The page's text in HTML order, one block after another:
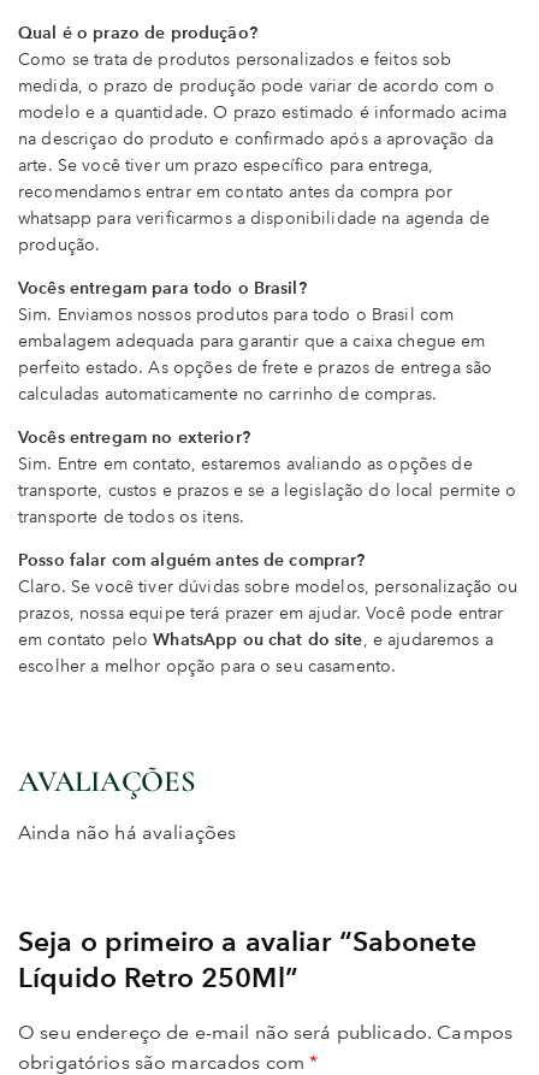
Qual é o prazo de produção?
Como se trata de produtos personalizados e feitos sob
medida, o prazo de produção pode variar de acordo com o
modelo e a quantidade. O prazo estimado é informado acima
na descriçao do produto e confirmado após a aprovação da
arte. Se você tiver um prazo específico para entrega,
recomendamos entrar em contato antes da compra por
whatsapp para verificarmos a disponibilidade na agenda de
produção.
Vocês entregam para todo o Brasil?
Sim. Enviamos nossos produtos para todo o Brasil com
embalagem adequada para garantir que a caixa chegue em
perfeito estado. As opções de frete e prazos de entrega são
calculadas automaticamente no carrinho de compras.
Vocês entregam no exterior?
Sim. Entre em contato, estaremos avaliando as opções de
transporte, custos e prazos e se a legislação do local permite o
transporte de todos os itens.
Posso falar com alguém antes de comprar?
Claro. Se você tiver dúvidas sobre modelos, personalização ou
prazos, nossa equipe terá prazer em ajudar. Você pode entrar
em contato peloWhatsApp ou chat do site, e ajudaremos a
escolher a melhor opção para o seu casamento.
AVALIAÇÕES
Ainda não há avaliações
Seja o primeiro a avaliar “Sabonete
Líquido Retro 250Ml”
O seu endereço de e-mail não será publicado. Campos
obrigatórios são marcados com*